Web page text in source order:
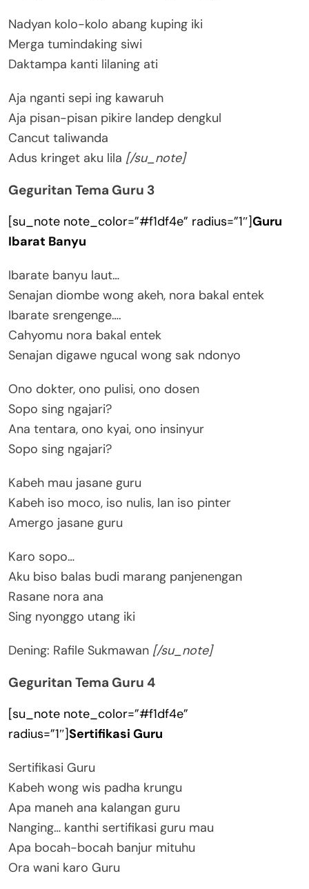
Nadyan kolo-kolo abang kuping iki
Merga tumindaking siwi
Daktampa kanti lilaning ati
Aja nganti sepi ing kawaruh
Aja pisan-pisan pikire landep dengkul
Cancut taliwanda
Adus kringet aku lila [/su_note]
Geguritan Tema Guru 3
[su_note note_color=”#f1df4e” radius=”1″]Guru
Ibarat Banyu
Ibarate banyu laut…
Senajan diombe wong akeh, nora bakal entek
Ibarate srengenge….
Cahyomu nora bakal entek
Senajan digawe ngucal wong sak ndonyo
Ono dokter, ono pulisi, ono dosen
Sopo sing ngajari?
Ana tentara, ono kyai, ono insinyur
Sopo sing ngajari?
Kabeh mau jasane guru
Kabeh iso moco, iso nulis, lan iso pinter
Amergo jasane guru
Karo sopo…
Aku biso balas budi marang panjenengan
Rasane nora ana
Sing nyonggo utang iki
Dening: Rafile Sukmawan [/su_note]
Geguritan Tema Guru 4
[su_note note_color=”#f1df4e”
radius=”1″]Sertifikasi Guru
Sertifikasi Guru
Kabeh wong wis padha krungu
Apa maneh ana kalangan guru
Nanging… kanthi sertifikasi guru mau
Apa bocah-bocah banjur mituhu
Ora wani karo Guru